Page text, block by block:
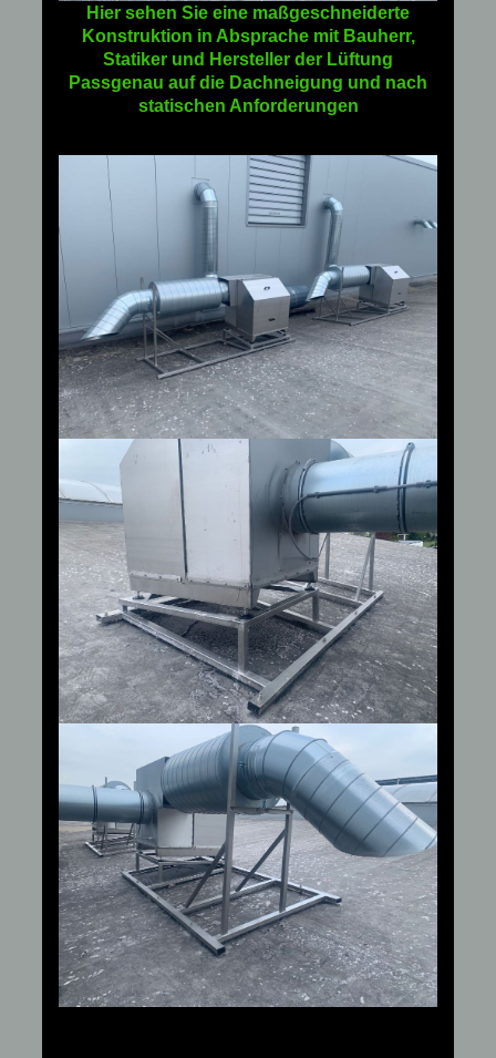
Hier sehen Sie eine maßgeschneiderte
Konstruktion in Absprache mit Bauherr,
Statiker und Hersteller der Lüftung
Passgenau auf die Dachneigung und nach
statischen Anforderungen